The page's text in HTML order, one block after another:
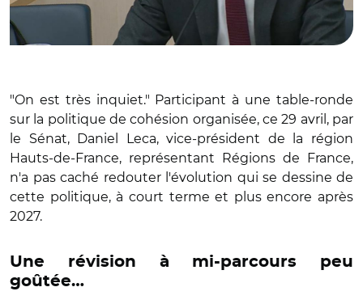
"On est très inquiet." Participant à une table-ronde
sur la politique de cohésion organisée, ce 29 avril, par
le Sénat, Daniel Leca, vice-président de la région
Hauts-de-France, représentant Régions de France,
n'a pas caché redouter l'évolution qui se dessine de
cette politique, à court terme et plus encore après
2027.
Une révision à mi-parcours peu
goûtée…